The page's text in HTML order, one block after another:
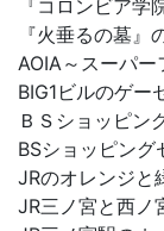
『コロンビア学
『火垂るの墓』
AOIA～スーパ
BIG1ビルのゲー
ＢＳショッピン
BSショッピング
JRのオレンジと
JR三ノ宮と西ノ